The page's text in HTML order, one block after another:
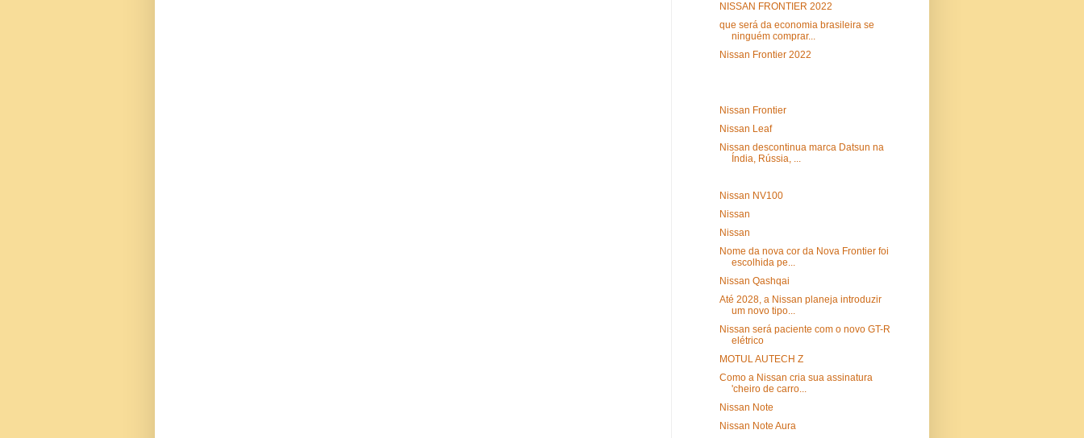
NISSAN FRONTIER 2022
que será da economia brasileira se
ninguém comprar...
Nissan Frontier 2022
Nissan Frontier
Nissan Leaf
Nissan descontinua marca Datsun na
Índia, Rússia, ...
Nissan NV100
Nissan
Nissan
Nome da nova cor da Nova Frontier foi
escolhida pe...
Nissan Qashqai
Até 2028, a Nissan planeja introduzir
um novo tipo...
Nissan será paciente com o novo GT-R
elétrico
MOTUL AUTECH Z
Como a Nissan cria sua assinatura
'cheiro de carro...
Nissan Note
Nissan Note Aura